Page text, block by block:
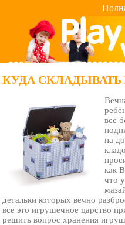
КУДА
все
на
как
что
детальки которых вечно
все это игрушечное царство
решить вопрос хранения